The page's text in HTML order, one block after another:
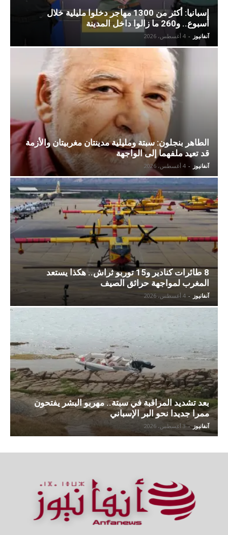
إسبانيا: أكثر من 1300 مهاجر دخلوا مليلية خلال
أسبوع.. و260 ما زالوا داخل المدينة
آنفانيوز - 4 أغسطس، 2026
الطاهر بنجلون: سبتة ومليلية مدينتان مغربيتان والأزمة
قد تعيد ملفهما إلى الواجهة
آنفانيوز - 4 أغسطس، 2026
8 طائرات كنادير و15 توربو ثراش.. هكذا يستعد
المغرب لمواجهة حرائق الصيف
آنفانيوز - 4 أغسطس، 2026
بعد تشديد المراقبة في سبتة.. مهربو البشر يفتحون
ممرا جديدا نحو البر الإسباني
آنفانيوز - 3 أغسطس، 2026